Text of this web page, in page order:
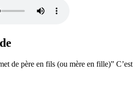
de père en fils (ou mère en fille)” C’est